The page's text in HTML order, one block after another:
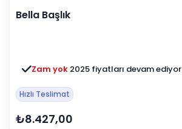
Bella Başlık
Zam yok 2025 fiyatları devam ediyor
Hızlı Teslimat
₺8.427,00